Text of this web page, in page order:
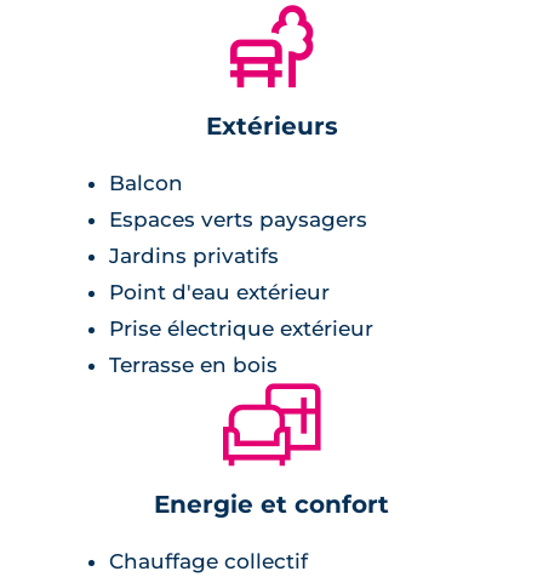
🌲
Extérieurs
Balcon
Espaces verts paysagers
Jardins privatifs
Point d'eau extérieur
Prise électrique extérieur
Terrasse en bois
🛋
Energie et confort
Chauffage collectif